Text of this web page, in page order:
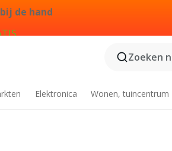
de hand
Zoeken
Elektronica Wonen, tuincentrum